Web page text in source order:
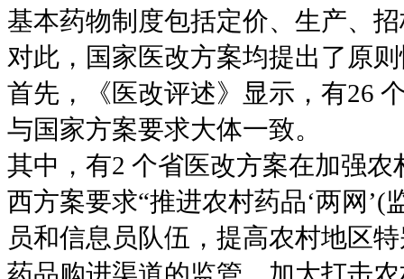
基本药物制度包括定价、生产、
对此，国家医改方案均提出了原
首先，《医改评述》显示，有26
与国家方案要求大体一致。
其中，有2 个省医改方案在加强
西方案要求“推进农村药品‘两网
员和信息员队伍，提高农村地区